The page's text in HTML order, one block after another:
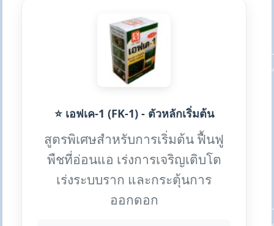
⭐ เอฟเค-1 (FK-1) - ตัวหลักเริ่มต้น
สูตรพิเศษสำหรับการเริ่มต้น ฟื้นฟู
พืชที่อ่อนแอ เร่งการเจริญเติบโต
เร่งระบบราก และกระตุ้นการ
ออกดอก